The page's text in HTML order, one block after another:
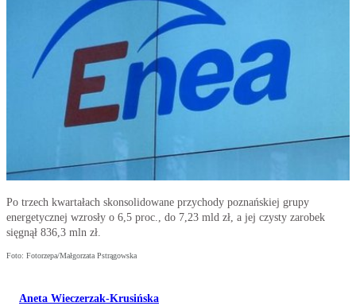
Po trzech kwartałach skonsolidowane przychody poznańskiej grupy
energetycznej wzrosły o 6,5 proc., do 7,23 mld zł, a jej czysty zarobek
sięgnął 836,3 mln zł.
Foto: Fotorzepa/Małgorzata Pstrągowska
Aneta Wieczerzak-Krusińska